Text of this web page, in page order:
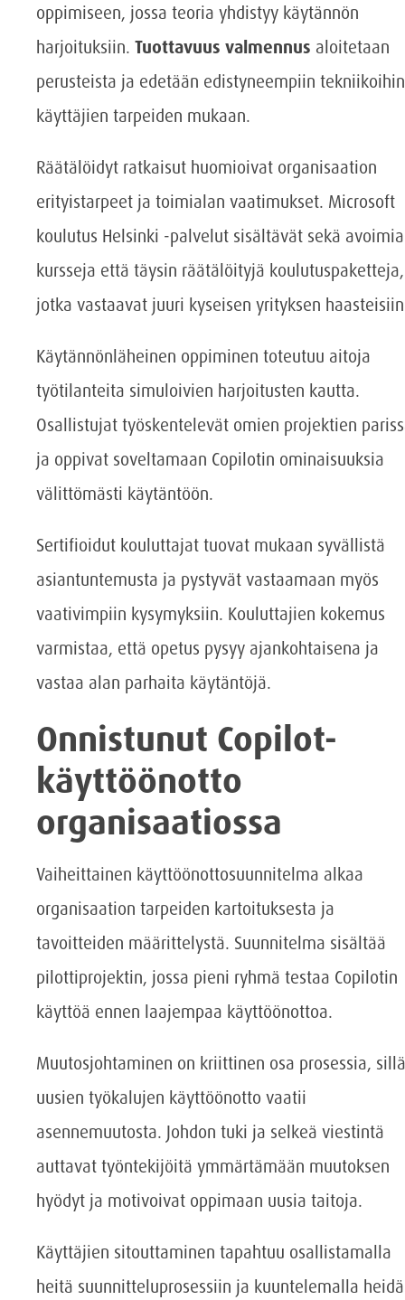
oppimiseen, jossa teoria yhdistyy käytännön
harjoituksiin. Tuottavuus valmennus aloitetaan
perusteista ja edetään edistyneempiin tekniikoihin
käyttäjien tarpeiden mukaan.
Räätälöidyt ratkaisut huomioivat organisaation
erityistarpeet ja toimialan vaatimukset. Microsoft
koulutus Helsinki -palvelut sisältävät sekä avoimia
kursseja että täysin räätälöityjä koulutuspaketteja,
jotka vastaavat juuri kyseisen yrityksen
Käytännönläheinen oppiminen toteutuu aitoja
työtilanteita simuloivien harjoitusten kautta.
Osallistujat työskentelevät omien projektien
ja oppivat soveltamaan Copilotin ominaisuuksia
välittömästi käytäntöön.
Sertifioidut kouluttajat tuovat mukaan syvällistä
asiantuntemusta ja pystyvät vastaamaan myös
vaativimpiin kysymyksiin. Kouluttajien kokemus
varmistaa, että opetus pysyy ajankohtaisena ja
vastaa alan parhaita käytäntöjä.
Onnistunut Copilot-
käyttöönotto
organisaatiossa
Vaiheittainen käyttöönottosuunnitelma alkaa
organisaation tarpeiden kartoituksesta ja
tavoitteiden määrittelystä. Suunnitelma sisältää
pilottiprojektin, jossa pieni ryhmä testaa Copilotin
käyttöä ennen laajempaa käyttöönottoa.
Muutosjohtaminen on kriittinen osa prosessia, sillä
uusien työkalujen käyttöönotto vaatii
asennemuutosta. Johdon tuki ja selkeä viestintä
auttavat työntekijöitä ymmärtämään muutoksen
hyödyt ja motivoivat oppimaan uusia taitoja.
Käyttäjien sitouttaminen tapahtuu osallistamalla
heitä suunnitteluprosessiin ja kuuntelemalla